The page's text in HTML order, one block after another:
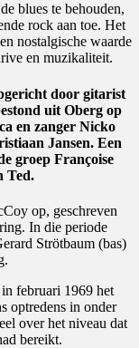
blues te behouden,
rock aan toe. Het
nostalgische waarde
en muzikaliteit.
door gitarist
uit Oberg op
en zanger Nicko
Jansen. Een
groep Françoise
Ted.
op, geschreven
In die periode
Strötbaum (bas)
februari 1969 het
optredens in onder
over het niveau dat
bereikt.